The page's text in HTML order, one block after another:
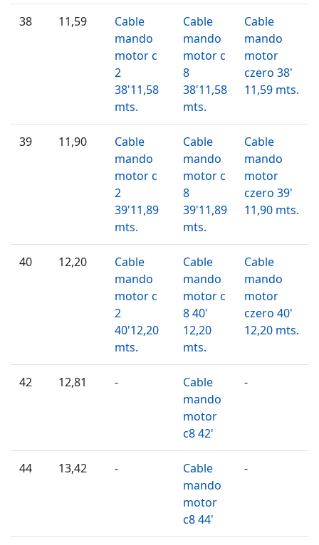
38 11,59
Cable
mando
motor c
2
38'11,58
mts.
Cable
mando
motor c
8
38'11,58
mts.
Cable
mando
motor
czero 38'
11,59 mts.
39 11,90
Cable
mando
motor c
2
39'11,89
mts.
Cable
mando
motor c
8
39'11,89
mts.
Cable
mando
motor
czero 39'
11,90 mts.
40 12,20
Cable
mando
motor c
2
40'12,20
mts.
Cable
mando
motor c
8 40'
12,20
mts.
Cable
mando
motor
czero 40'
12,20 mts.
42 12,81 -
Cable
mando
motor
c8 42'
-
44 13,42 -
Cable
mando
motor
c8 44'
-